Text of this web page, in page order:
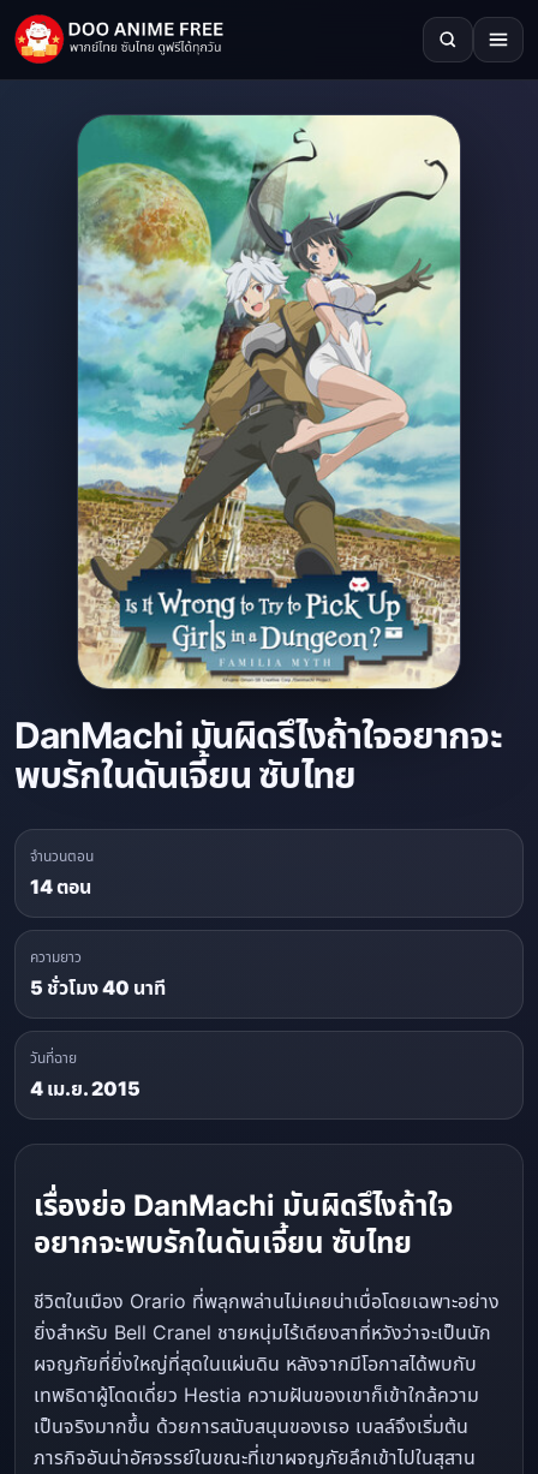
DanMachi มันผิดรึไงถ้าใจอยากจะ
พบรักในดันเจี้ยน ซับไทย
จำนวนตอน
14 ตอน
ความยาว
5 ชั่วโมง 40 นาที
วันที่ฉาย
4 เม.ย. 2015
เรื่องย่อ DanMachi มันผิดรึไงถ้าใจ
อยากจะพบรักในดันเจี้ยน ซับไทย
ชีวิตในเมือง Orario ที่พลุกพล่านไม่เคยน่าเบื่อโดยเฉพาะอย่าง
ยิ่งสําหรับ Bell Cranel ชายหนุ่มไร้เดียงสาที่หวังว่าจะเป็นนัก
ผจญภัยที่ยิ่งใหญ่ที่สุดในแผ่นดิน หลังจากมีโอกาสได้พบกับ
เทพธิดาผู้โดดเดี่ยว Hestia ความฝันของเขาก็เข้าใกล้ความ
เป็นจริงมากขึ้น ด้วยการสนับสนุนของเธอ เบลล์จึงเริ่มต้น
ภารกิจอันน่าอัศจรรย์ในขณะที่เขาผจญภัยลึกเข้าไปในสุสาน